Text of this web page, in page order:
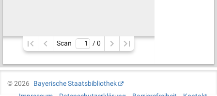
Scan / 0
©2026
Bayerische Staatsbibliothek